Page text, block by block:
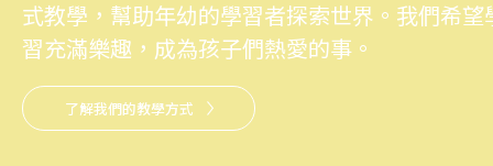
式教學，幫助年幼的學習者探索世界。我們希望
習充滿樂趣，成為孩子們熱愛的事。
了解我們的教學方式